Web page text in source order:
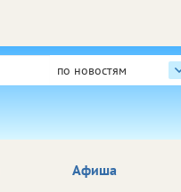
по новостям
Афиша